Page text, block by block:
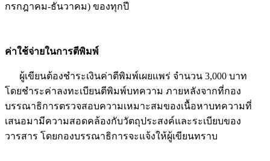
กรกฎาคม-ธันวาคม) ของทุกปี
ค่าใช้จ่ายในการตีพิมพ์
ผู้เขียนต้องชำระเงินค่าตีพิมพ์เผยแพร่ จำนวน 3,000 บาท
โดยชำระค่าลงทะเบียนตีพิมพ์บทความ ภายหลังจากที่กอง
บรรณาธิการตรวจสอบความเหมาะสมของเนื้อหาบทความที่
เสนอมามีความสอดคล้องกับวัตถุประสงค์และระเบียบของ
วารสาร โดยกองบรรณาธิการจะแจ้งให้ผู้เขียนทราบ